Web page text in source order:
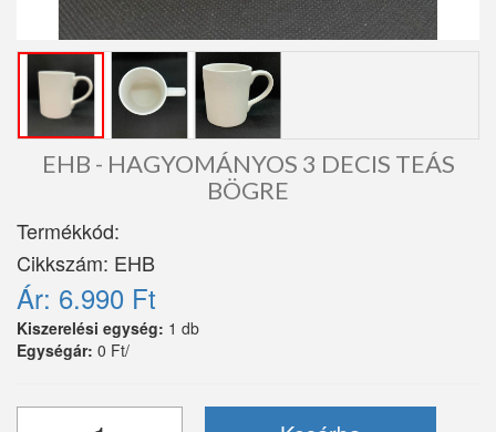
EHB - HAGYOMÁNYOS 3 DECIS TEÁS
BÖGRE
Termékkód:
Cikkszám: EHB
Ár: 6.990 Ft
Kiszerelési egység: 1 db
Egységár: 0 Ft/